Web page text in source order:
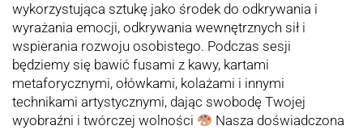
wykorzystująca sztukę jako środek do odkrywania i
wyrażania emocji, odkrywania wewnętrznych sił i
wspierania rozwoju osobistego. Podczas sesji
będziemy się bawić fusami z kawy, kartami
metaforycznymi, ołówkami, kolażami i innymi
technikami artystycznymi, dając swobodę Twojej
wyobraźni i twórczej wolności
Nasza doświadczona